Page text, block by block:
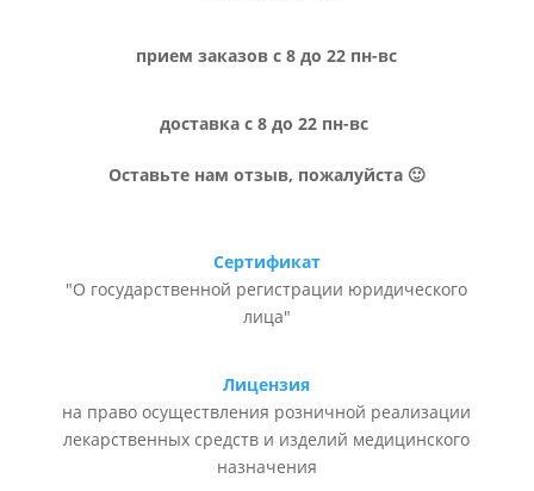
прием заказов с 8 до 22 пн-вс
доставка с 8 до 22 пн-вс
Оставьте нам отзыв, пожалуйста 🙂
Сертификат
"О государственной регистрации юридического
лица"
Лицензия
на право осуществления розничной реализации
лекарственных средств и изделий медицинского
назначения